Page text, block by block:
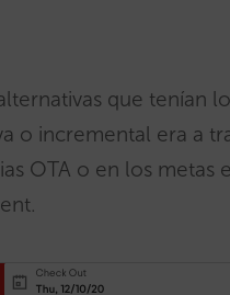
que tenían
o incremental era a
OTA o en los